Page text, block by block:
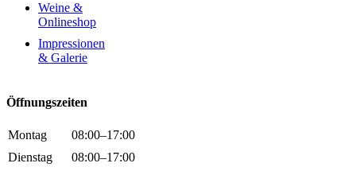
Weine &
Onlineshop
Impressionen
& Galerie
Öffnungszeiten
Montag
08:00–17:00
Dienstag
08:00–17:00